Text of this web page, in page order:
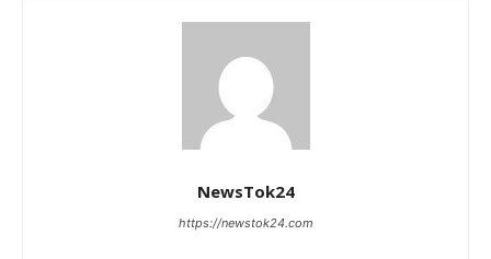
NewsTok24
https://newstok24.com